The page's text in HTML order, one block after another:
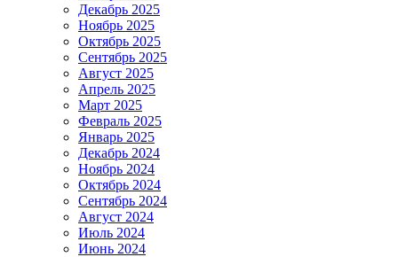
Декабрь 2025
Ноябрь 2025
Октябрь 2025
Сентябрь 2025
Август 2025
Апрель 2025
Март 2025
Февраль 2025
Январь 2025
Декабрь 2024
Ноябрь 2024
Октябрь 2024
Сентябрь 2024
Август 2024
Июль 2024
Июнь 2024